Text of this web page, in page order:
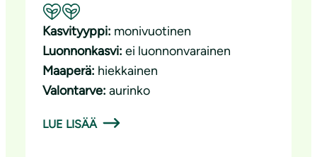
Suositeltavuus: Hyvä pölyttäjäkasvi
Kasvityyppi: monivuotinen
Luonnonkasvi: ei luonnonvarainen
Maaperä: hiekkainen
Valontarve: aurinko
LUE LISÄÄ